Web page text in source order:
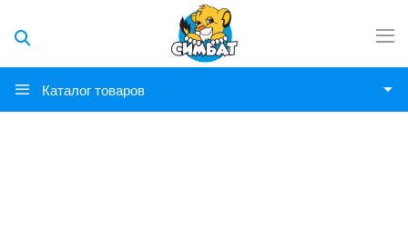
Каталог товаров